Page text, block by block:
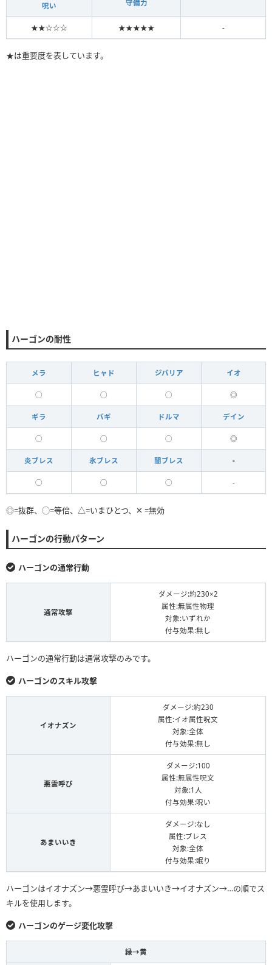
呪い 守備力
★★☆☆☆ ★★★★★ -
★は重要度を表しています。
ハーゴンの耐性
メラ ヒャド ジバリア イオ
◯ ◯ ◯ ◎
ギラ バギ ドルマ デイン
◯ ◯ ◯ ◎
炎ブレス 氷ブレス 闇ブレス -
◯ ◯ ◯ -
◎=抜群、◯=等倍、△=いまひとつ、✕ =無効
ハーゴンの行動パターン
ハーゴンの通常行動
通常攻撃
ダメージ:約230×2
属性:無属性物理
対象:いずれか
付与効果:無し
ハーゴンの通常行動は通常攻撃のみです。
ハーゴンのスキル攻撃
イオナズン
ダメージ:約230
属性:イオ属性呪文
対象:全体
付与効果:無し
悪霊呼び
ダメージ:100
属性:無属性呪文
対象:1人
付与効果:呪い
あまいいき
ダメージ:なし
属性:ブレス
対象:全体
付与効果:眠り
ハーゴンはイオナズン→悪霊呼び→あまいいき→イオナズン→…の順でス
キルを使用します。
ハーゴンのゲージ変化攻撃
緑→黄